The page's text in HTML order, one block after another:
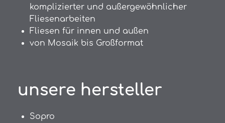
komplizierter und außergewöhnlicher
Fliesenarbeiten
Fliesen für innen und außen
von Mosaik bis Großformat
unsere hersteller
Sopro